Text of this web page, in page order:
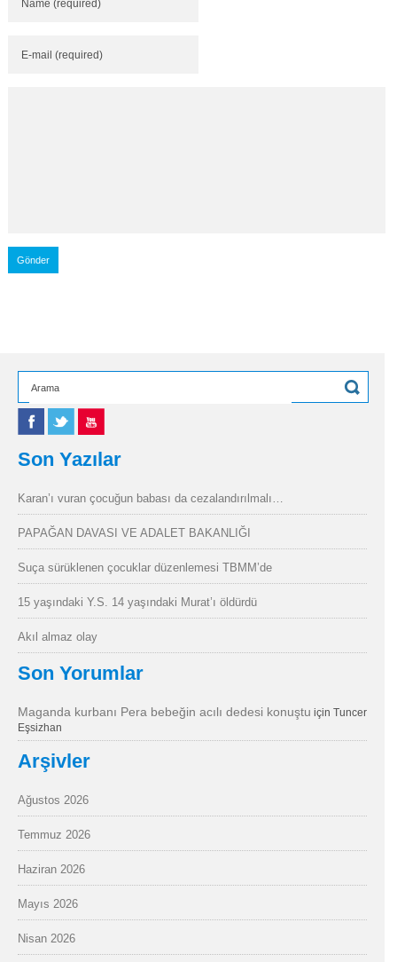
Son Yazılar
Karan’ı vuran çocuğun babası da cezalandırılmalı…
PAPAĞAN DAVASI VE ADALET BAKANLIĞI
Suça sürüklenen çocuklar düzenlemesi TBMM’de
15 yaşındaki Y.S. 14 yaşındaki Murat’ı öldürdü
Akıl almaz olay
Son Yorumlar
Maganda kurbanı Pera bebeğin acılı dedesi konuştu için Tuncer
Eşsizhan
Arşivler
Ağustos 2026
Temmuz 2026
Haziran 2026
Mayıs 2026
Nisan 2026